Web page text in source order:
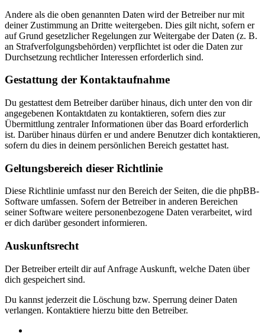
Andere als die oben genannten Daten wird der Betreiber nur mit
deiner Zustimmung an Dritte weitergeben. Dies gilt nicht, sofern er
auf Grund gesetzlicher Regelungen zur Weitergabe der Daten (z. B.
an Strafverfolgungsbehörden) verpflichtet ist oder die Daten zur
Durchsetzung rechtlicher Interessen erforderlich sind.
Gestattung der Kontaktaufnahme
Du gestattest dem Betreiber darüber hinaus, dich unter den von dir
angegebenen Kontaktdaten zu kontaktieren, sofern dies zur
Übermittlung zentraler Informationen über das Board erforderlich
ist. Darüber hinaus dürfen er und andere Benutzer dich kontaktieren,
sofern du dies in deinem persönlichen Bereich gestattet hast.
Geltungsbereich dieser Richtlinie
Diese Richtlinie umfasst nur den Bereich der Seiten, die die phpBB-
Software umfassen. Sofern der Betreiber in anderen Bereichen
seiner Software weitere personenbezogene Daten verarbeitet, wird
er dich darüber gesondert informieren.
Auskunftsrecht
Der Betreiber erteilt dir auf Anfrage Auskunft, welche Daten über
dich gespeichert sind.
Du kannst jederzeit die Löschung bzw. Sperrung deiner Daten
verlangen. Kontaktiere hierzu bitte den Betreiber.